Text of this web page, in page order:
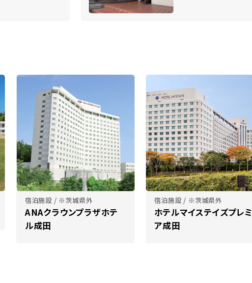
宿泊施設 / ※茨城県外
ANAクラウンプラザホテ
ル成田
宿泊施設 / ※茨城県外
ホテルマイステイズプレミ
ア成田